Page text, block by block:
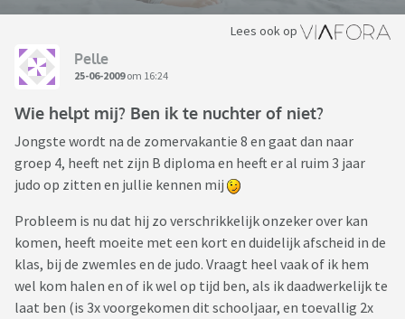
Lees ook op
Pelle
25-06-2009om 16:24
Wie helpt mij? Ben ik te nuchter of niet?
Jongste wordt na de zomervakantie 8 en gaat dan naar
groep 4, heeft net zijn B diploma en heeft er al ruim 3 jaar
judo op zitten en jullie kennen mij
Probleem is nu dat hij zo verschrikkelijk onzeker over kan
komen, heeft moeite met een kort en duidelijk afscheid in de
klas, bij de zwemles en de judo. Vraagt heel vaak of ik hem
wel kom halen en of ik wel op tijd ben, als ik daadwerkelijk te
laat ben (is 3x voorgekomen dit schooljaar, en toevallig 2x